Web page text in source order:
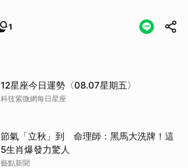
1
12星座今日運勢〈08.07星期五〉
科技紫微網每日星座
節氣「立秋」到 命理師：黑馬大洗牌！這
5生肖爆發力驚人
藝點新聞